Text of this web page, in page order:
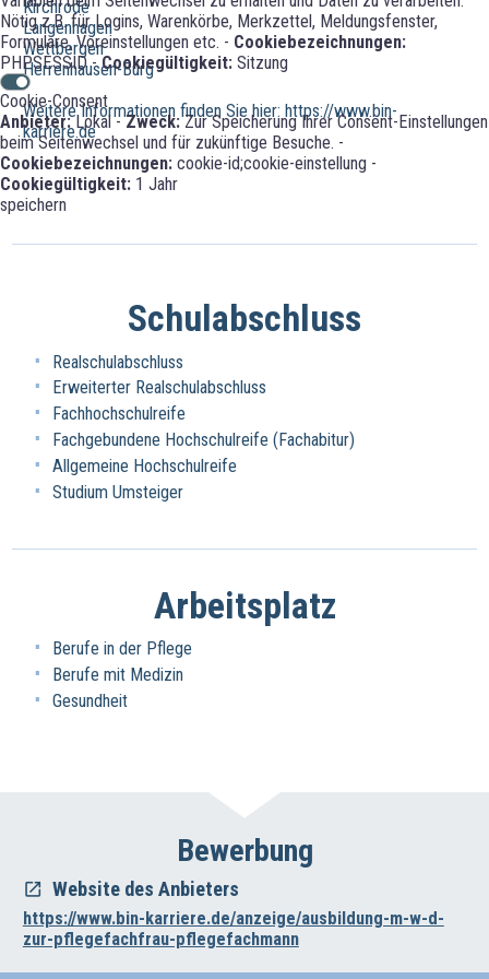
Nötig z.B. für Logins, Warenkörbe, Merkzettel, Meldungsfenster,
Formulare, Voreinstellungen etc. - Cookiebezeichnungen:
PHPSESSID -Cookiegültigkeit: Sitzung
Cookie-Consent
Anbieter:Lokal -Zweck:Zur Speicherung Ihrer Consent-Einstellungen
beim Seitenwechsel und für zukünftige Besuche. -
Cookiebezeichnungen: cookie-id;cookie-einstellung -
Cookiegültigkeit: 1 Jahr
speichern
Kirchrode
Langenhagen
Wettbergen
Herrenhausen-Burg
Weitere Informationen finden Sie hier: https://www.bin-
karriere.de
Schulabschluss
Realschulabschluss
Erweiterter Realschulabschluss
Fachhochschulreife
Fachgebundene Hochschulreife (Fachabitur)
Allgemeine Hochschulreife
Studium Umsteiger
Arbeitsplatz
Berufe in der Pflege
Berufe mit Medizin
Gesundheit
Bewerbung
Website des Anbieters
https://www.bin-karriere.de/anzeige/ausbildung-m-w-d-
zur-pflegefachfrau-pflegefachmann